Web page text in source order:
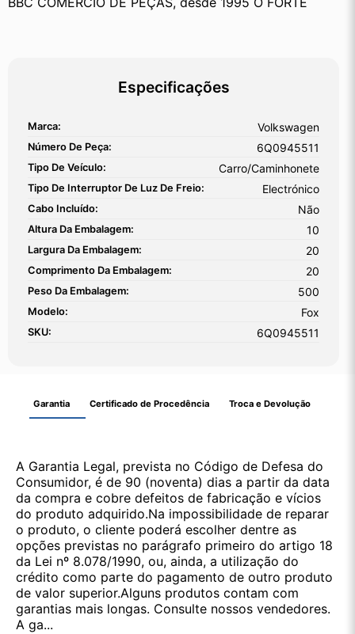
Especificações
Marca: Volkswagen
Número De Peça: 6Q0945511
Tipo De Veículo: Carro/Caminhonete
Tipo De Interruptor De Luz De Freio: Electrónico
Cabo Incluído: Não
Altura Da Embalagem: 10
Largura Da Embalagem: 20
Comprimento Da Embalagem: 20
Peso Da Embalagem: 500
Modelo: Fox
SKU: 6Q0945511
Garantia Certificado de Procedência Troca e Devolução
A Garantia Legal, prevista no Código de Defesa do
Consumidor, é de 90 (noventa) dias a partir da data
da compra e cobre defeitos de fabricação e vícios
do produto adquirido.Na impossibilidade de reparar
o produto, o cliente poderá escolher dentre as
opções previstas no parágrafo primeiro do artigo 18
da Lei nº 8.078/1990, ou, ainda, a utilização do
crédito como parte do pagamento de outro produto
de valor superior.Alguns produtos contam com
garantias mais longas. Consulte nossos vendedores.
A ga...